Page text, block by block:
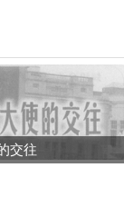
交往